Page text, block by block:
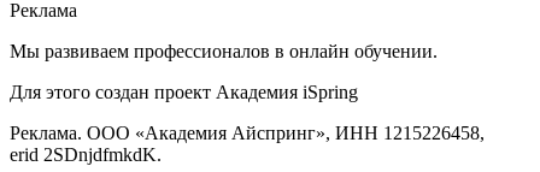
Реклама
Мы развиваем профессионалов в онлайн обучении.
Для этого создан проект Академия iSpring
Реклама. ООО «Академия Айспринг», ИНН 1215226458,
erid 2SDnjdfmkdK.